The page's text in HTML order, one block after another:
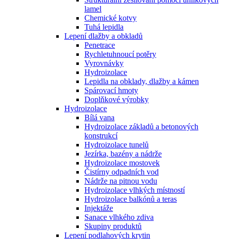
lamel
Chemické kotvy
Tuhá lepidla
Lepení dlažby a obkladů
Penetrace
Rychletuhnoucí potěry
Vyrovnávky
Hydroizolace
Lepidla na obklady, dlažby a kámen
Spárovací hmoty
Doplňkové výrobky
Hydroizolace
Bílá vana
Hydroizolace základů a betonových
konstrukcí
Hydroizolace tunelů
Jezírka, bazény a nádrže
Hydroizolace mostovek
Čistírny odpadních vod
Nádrže na pitnou vodu
Hydroizolace vlhkých místností
Hydroizolace balkónů a teras
Injektáže
Sanace vlhkého zdiva
Skupiny produktů
Lepení podlahových krytin